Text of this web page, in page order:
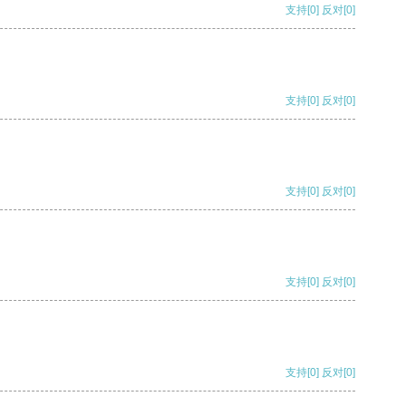
支持[0] 反对[0]
支持[0] 反对[0]
支持[0] 反对[0]
支持[0] 反对[0]
支持[0] 反对[0]